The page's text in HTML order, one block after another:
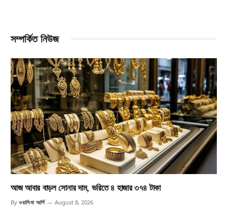
সম্পর্কিত নিউজ
আজ আবার বাড়ল সোনার দাম, ভরিতে ৪ হাজার ৩৭৪ টাকা
By ওয়াসিমা আর্শি August 8, 2026